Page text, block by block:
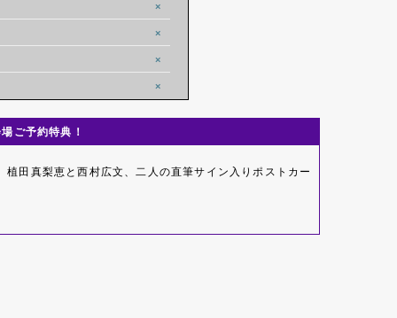
×
×
×
×
ご予約特典！
植田真梨恵と西村広文、二人の直筆サイン入りポストカー